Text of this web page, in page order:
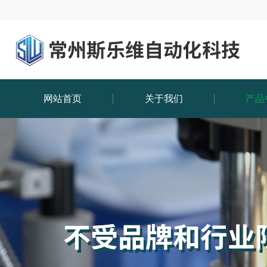
网站首页 关于我们 产品